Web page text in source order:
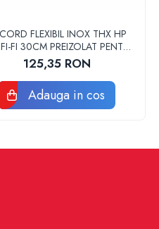
FLEXIBIL INOX THX HP
FI 30CM PREIZOLAT PENTRU
POMPA DE CALDURA - THX
125,35 RON
Adauga in cos